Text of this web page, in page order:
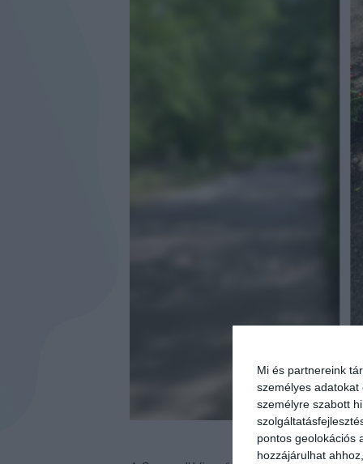
Mi és partnereink
személyes
személyre szabott
pontos geolokációs
hozzájárulhat